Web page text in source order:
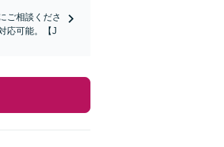
ご相談くださ
応可能。【J